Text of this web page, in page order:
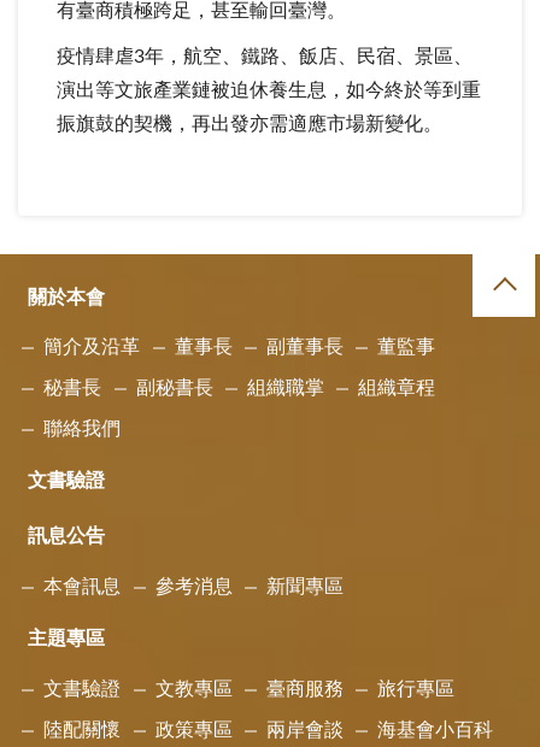
有臺商積極跨足，甚至輸回臺灣。
疫情肆虐3年，航空、鐵路、飯店、民宿、景區、
演出等文旅產業鏈被迫休養生息，如今終於等到重
振旗鼓的契機，再出發亦需適應市場新變化。
關於本會
簡介及沿革 董事長 副董事長 董監事
秘書長 副秘書長 組織職掌 組織章程
聯絡我們
文書驗證
訊息公告
本會訊息 參考消息 新聞專區
主題專區
文書驗證 文教專區 臺商服務 旅行專區
陸配關懷 政策專區 兩岸會談 海基會小百科